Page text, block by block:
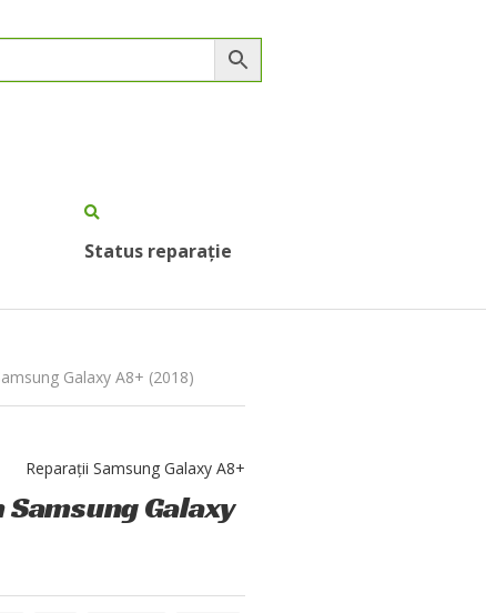
Status reparație
Galaxy A8+ (2018)
Reparații Samsung Galaxy A8+
Galaxy